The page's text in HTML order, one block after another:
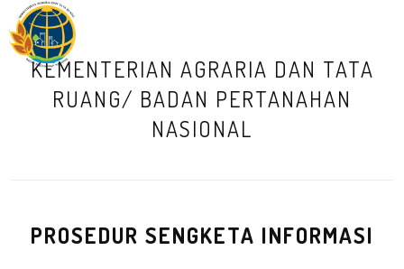
KEMENTERIAN AGRARIA DAN TATA
RUANG/ BADAN PERTANAHAN
NASIONAL
PROSEDUR SENGKETA INFORMASI